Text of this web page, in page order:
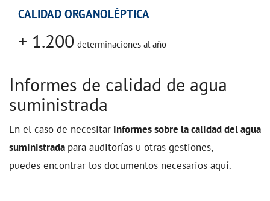
CALIDAD ORGANOLÉPTICA
+ 1.200 determinaciones al año
Informes de calidad de agua
suministrada
En el caso de necesitar informes sobre la calidad del agua
suministrada para auditorías u otras gestiones,
puedes encontrar los documentos necesarios aquí.